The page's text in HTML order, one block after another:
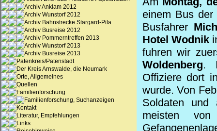
Archiv Anklam 2012
Archiv Wunstorf 2012
Archiv Bahnstrecke Stargard-Pila
Archiv Busreise 2012
Archiv Pommerntreffen 2013
Archiv Wunstorf 2013
Archiv Busreise 2013
Patenkreis/Patenstadt
Der Kreis Arnswalde, die Neumark
Orte, Allgemeines
Quellen
Familienforschung
Familienforschung, Suchanzeigen
Kontakt
Literatur, Empfehlungen
Links
einem Bus
Busfahrer
Hotel Wodnik
fuhren wir
Woldenberg.
Offiziere dort
wurde. Von
Soldaten und
meisten